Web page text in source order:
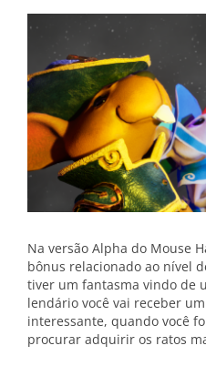
Na versão Alpha do Mouse
bônus relacionado ao nível
tiver um fantasma vindo de
lendário você vai receber
interessante, quando você
procurar adquirir os ratos